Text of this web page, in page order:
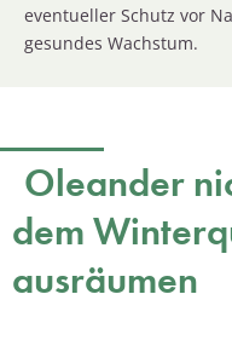
eventueller Schutz vor
gesundes Wachstum.
Oleander
dem
ausräumen